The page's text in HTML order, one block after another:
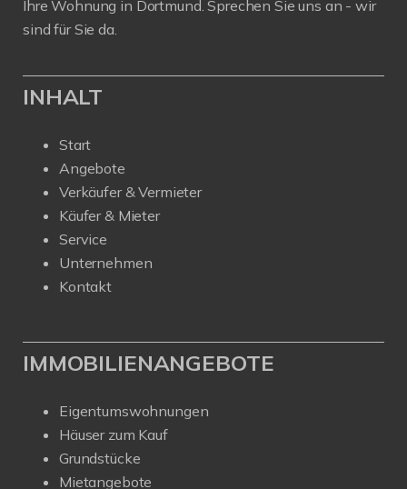
Ihre Wohnung in Dortmund. Sprechen Sie uns an - wir
sind für Sie da.
INHALT
Start
Angebote
Verkäufer & Vermieter
Käufer & Mieter
Service
Unternehmen
Kontakt
IMMOBILIENANGEBOTE
Eigentumswohnungen
Häuser zum Kauf
Grundstücke
Mietangebote